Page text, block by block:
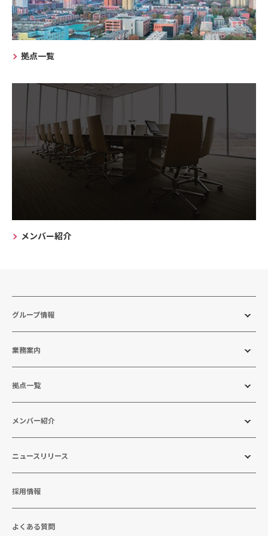
拠点一覧
メンバー紹介
グループ情報
業務案内
拠点一覧
メンバー紹介
ニュースリリース
採用情報
よくある質問